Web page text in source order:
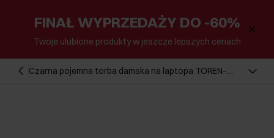
FINAŁ WYPRZEDAŻY DO -60%
Twoje ulubione produkty w jeszcze lepszych cenach
Czarna pojemna torba damska na laptopa TOREN-